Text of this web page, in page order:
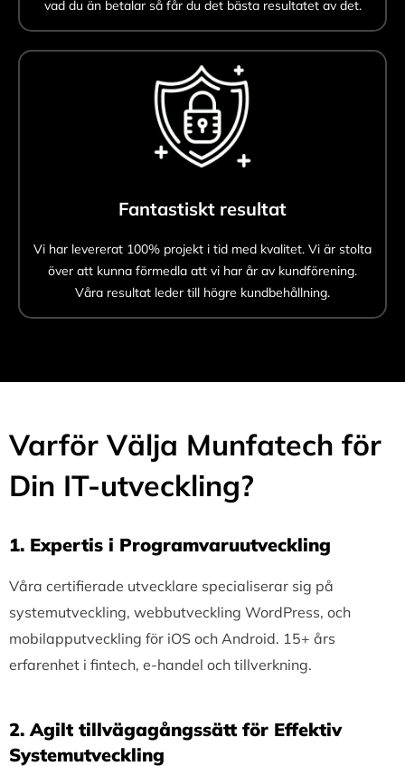
vad du än betalar så får du det bästa resultatet av det.
Fantastiskt resultat
Vi har levererat 100% projekt i tid med kvalitet. Vi är stolta
över att kunna förmedla att vi har år av kundförening.
Våra resultat leder till högre kundbehållning.
Varför Välja Munfatech för
Din IT-utveckling?
1.⁠ ⁠Expertis i Programvaruutveckling
Våra certifierade utvecklare specialiserar sig på
systemutveckling, webbutveckling WordPress, och
mobilapputveckling för iOS och Android. 15+ års
erfarenhet i fintech, e-handel och tillverkning.
2.⁠ ⁠Agilt tillvägagångssätt för Effektiv
Systemutveckling